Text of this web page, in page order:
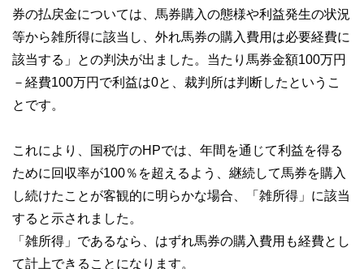
券の払戻金については、馬券購入の態様や利益発生の状況
等から雑所得に該当し、外れ馬券の購入費用は必要経費に
該当する」との判決が出ました。当たり馬券金額100万円
－経費100万円で利益は0と、裁判所は判断したというこ
とです。
これにより、国税庁のHPでは、年間を通じて利益を得る
ために回収率が100％を超えるよう、継続して馬券を購入
し続けたことが客観的に明らかな場合、「雑所得」に該当
すると示されました。
「雑所得」であるなら、はずれ馬券の購入費用も経費とし
て計上できることになります。